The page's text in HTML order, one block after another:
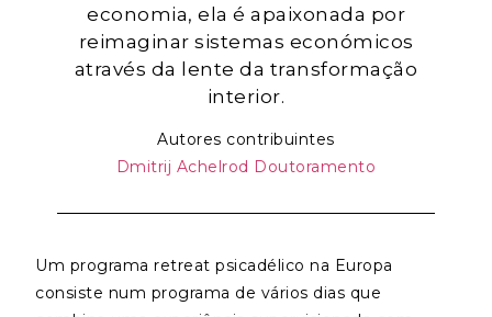
economia, ela é apaixonada por
reimaginar sistemas económicos
através da lente da transformação
interior.
Autores contribuintes
Dmitrij Achelrod Doutoramento
Um programa retreat psicadélico na Europa
consiste num programa de vários dias que